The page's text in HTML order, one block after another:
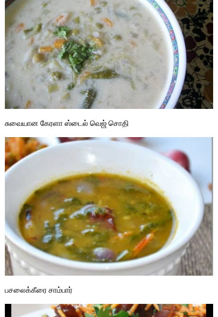
சுவையான கேரளா ஸ்டைல் வெஜ் சொதி
பசலைக்கீரை சாம்பார்